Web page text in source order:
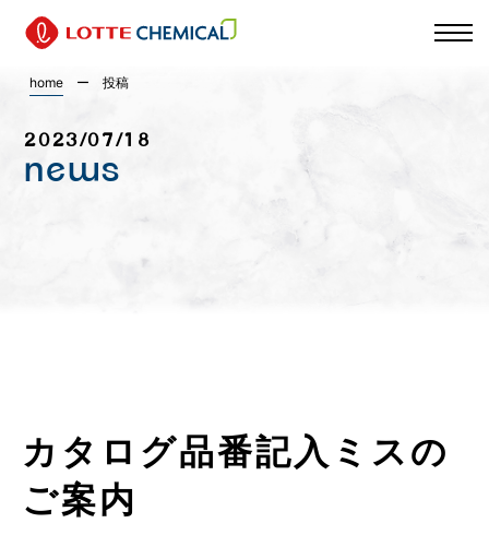
home ー投稿
2023/07/18
news
カタログ品番記入ミスの
ご案内